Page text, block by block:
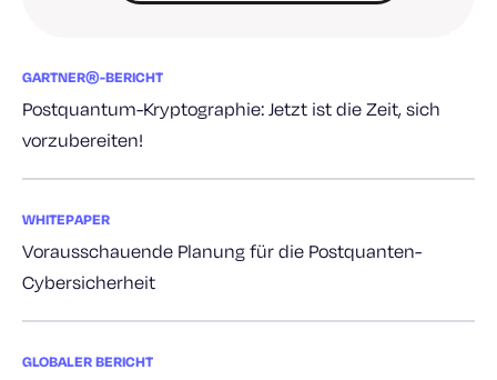
GARTNER®-BERICHT
Postquantum-Kryptographie: Jetzt ist die Zeit, sich
vorzubereiten!
WHITEPAPER
Vorausschauende Planung für die Postquanten-
Cybersicherheit
GLOBALER BERICHT